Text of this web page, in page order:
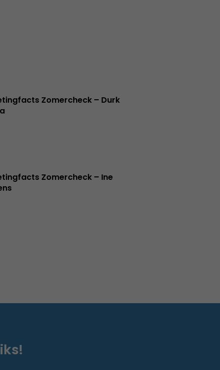
Zomercheck – Durk
Zomercheck – Ine